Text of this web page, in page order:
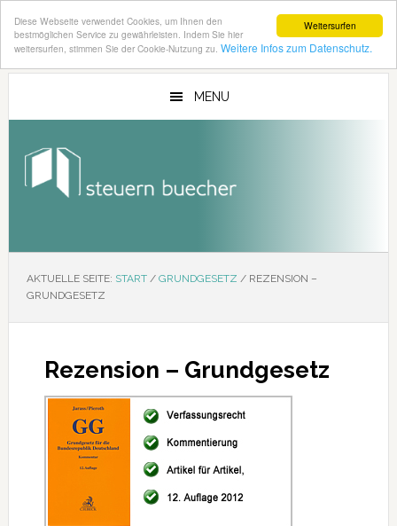
Weitersurfen
Diese Webseite verwendet Cookies, um Ihnen den
bestmöglichen Service zu gewährleisten. Indem Sie hier
weitersurfen, stimmen Sie der Cookie-Nutzung zu. Weitere Infos zum Datenschutz.
Zum
Zur
MENU
AKTUELLE SEITE: START / GRUNDGESETZ /REZENSION –
GRUNDGESETZ
Rezension – Grundgesetz